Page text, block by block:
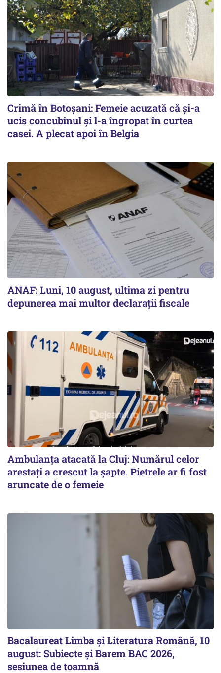
Crimă în Botoșani: Femeie acuzată că și-a
ucis concubinul și l-a îngropat în curtea
casei. A plecat apoi în Belgia
ANAF: Luni, 10 august, ultima zi pentru
depunerea mai multor declarații fiscale
Ambulanța atacată la Cluj: Numărul celor
arestați a crescut la șapte. Pietrele ar fi fost
aruncate de o femeie
Bacalaureat Limba și Literatura Română, 10
august: Subiecte și Barem BAC 2026,
sesiunea de toamnă